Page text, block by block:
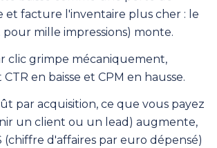
et facture l'inventaire plus cher : le
pour mille impressions) monte.
clic grimpe mécaniquement,
en baisse et CPM en hausse.
par acquisition, ce que vous payez
un client ou un lead) augmente,
(chiffre d'affaires par euro dépensé)